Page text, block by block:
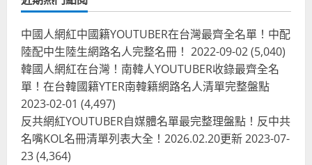
中國人網紅中國籍YOUTUBER在台灣最齊全名單！中配
陸配中生陸生網路名人完整名冊！ 2022-09-02(5,040)
韓國人網紅在台灣！南韓人YOUTUBER收錄最齊全名
單！在台韓國籍YTER南韓籍網路名人清單完整盤點
2023-02-01 (4,497)
反共網紅YOUTUBER自媒體名單最完整理盤點！反中共
名嘴KOL名冊清單列表大全！2026.02.20更新2023-07-
23(4,364)